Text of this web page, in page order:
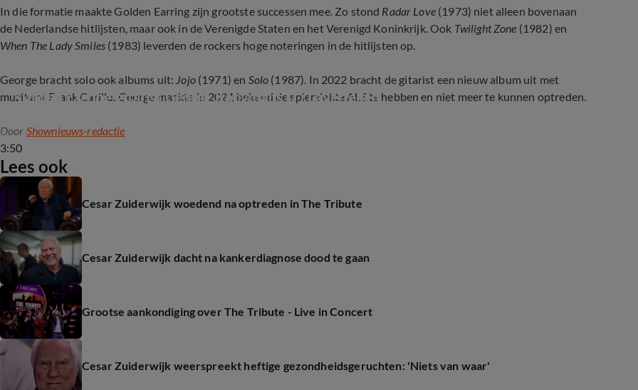
In die formatie maakte Golden Earring zijn grootste successen mee. Zo stond Radar Love (1973) niet alleen bovenaan
de Nederlandse hitlijsten, maar ook in de Verenigde Staten en het Verenigd Koninkrijk. Ook Twilight Zone (1982) en
When The Lady Smiles (1983) leverden de rockers hoge noteringen in de hitlijsten op.
George bracht solo ook albums uit: Jojo (1971) en Solo (1987). In 2022 bracht de gitarist een nieuw album uit met
muzikant Frank Carillo. George maakte in 2021 bekend de spierziekte ALS te hebben en niet meer te kunnen optreden.
3:50
Golden Earring-gitarist George Kooymans (77) overleden
Door Shownieuws-redactie
Lees ook
Cesar Zuiderwijk woedend na optreden in The Tribute
Cesar Zuiderwijk dacht na kankerdiagnose dood te gaan
Grootse aankondiging over The Tribute - Live in Concert
Cesar Zuiderwijk weerspreekt heftige gezondheidsgeruchten: 'Niets van waar'